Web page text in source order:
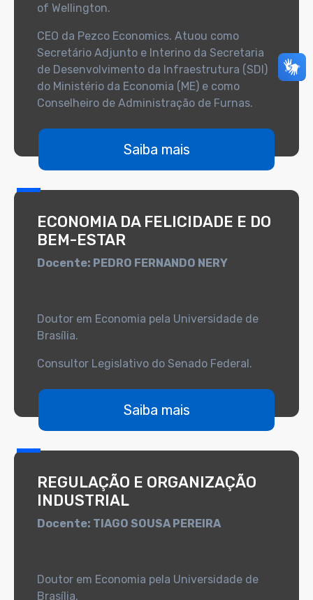
of Wellington.
CEO da Pezco Economics. Atuou como
Secretário Adjunto e Interino da Secretaria
de Desenvolvimento da Infraestrutura (SDI)
do Ministério da Economia (ME) e como
Conselheiro de Administração de Furnas.
Saiba mais
ECONOMIA DA FELICIDADE E DO
BEM-ESTAR
Docente: PEDRO FERNANDO NERY
Doutor em Economia pela Universidade de
Brasília.
Consultor Legislativo do Senado Federal.
Saiba mais
REGULAÇÃO E ORGANIZAÇÃO
INDUSTRIAL
Docente: TIAGO SOUSA PEREIRA
Doutor em Economia pela Universidade de
Brasília.